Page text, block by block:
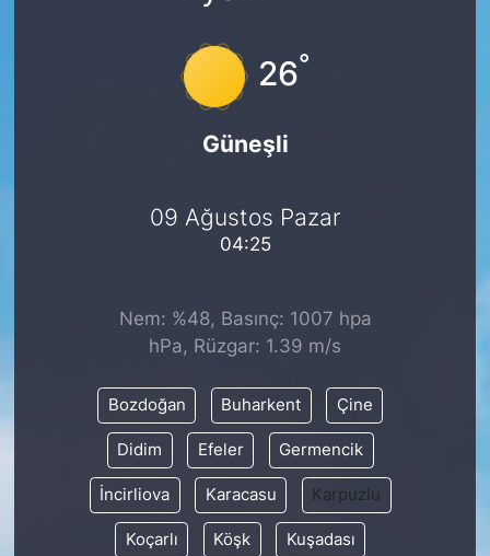
26°
Güneşli
09 Ağustos Pazar
04:25
Nem: %48, Basınç: 1007 hpa
hPa, Rüzgar: 1.39 m/s
Bozdoğan Buharkent Çine
Didim Efeler Germencik
İncirliova Karacasu Karpuzlu
Koçarlı Köşk Kuşadası